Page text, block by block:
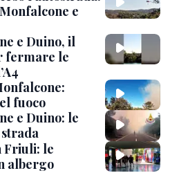
e
e Duino, il
fermare le
fuoco
e Duino: le
Friuli: le
albergo